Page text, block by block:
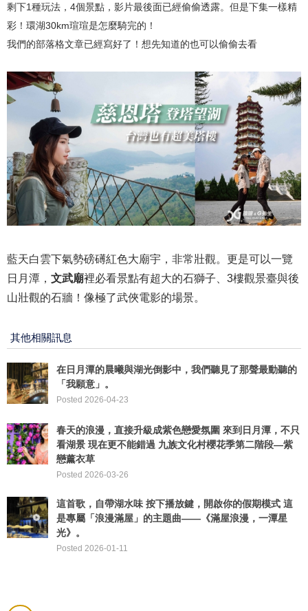
剩下1種玩法，4個景點，影片最後面已經偷偷透露。但是下集一樣精
彩！環湖30km瑄瑄是怎麼騎完的！
我們的部落格文章已經寫好了！想先知道的也可以偷偷去看
藍天白雲下氣勢磅礡紅色大廟宇，非常壯觀。更是可以一覽
日月潭， 文武廟裡必看景點有超大的石獅子、3樓觀景臺與後
山壯觀的石牆！像極了武俠電影的場景。
其他相關訊息
在日月潭的晨曦與湖光倒影中，我們聽見了那聲最動聽的
「我願意」。
Posted 2026-04-23
春天的浪漫，直接升級成紫色戀愛氛圍 來到日月潭，不只
看湖景 現在更不能錯過 九族文化村櫻花季第二階段—紫
戀薰衣草
Posted 2026-03-26
這首歌，自帶湖水味 ​按下播放鍵，開啟你的假期模式 這
是專屬「浪漫滿屋」的主題曲——《滿屋浪漫，一潭星
光》。
Posted 2026-01-11